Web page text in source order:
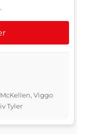
Viggo
Tyler